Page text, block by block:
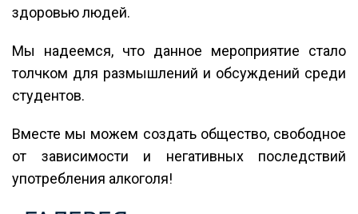
здоровью людей.
Мы надеемся, что данное мероприятие стало
толчком для размышлений и обсуждений среди
студентов.
Вместе мы можем создать общество, свободное
от зависимости и негативных последствий
употребления алкоголя!